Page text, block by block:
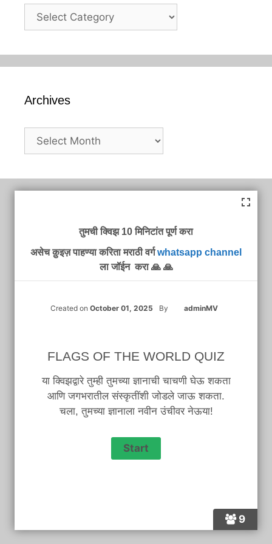
Categories
Archives
Archives
9
तुमची क्विझ 10 मिनिटांत पूर्ण करा
असेच क़ुइज़ पाहण्या करिता मराठी वर्गwhatsapp channel
ला जॉईन करा 🙏 🙏
Created on October 01, 2025 By adminMV
FLAGS OF THE WORLD QUIZ
या क्विझद्वारे तुम्ही तुमच्या ज्ञानाची चाचणी घेऊ शकता
आणि जगभरातील संस्कृतींशी जोडले जाऊ शकता.
चला, तुमच्या ज्ञानाला नवीन उंचीवर नेऊया!